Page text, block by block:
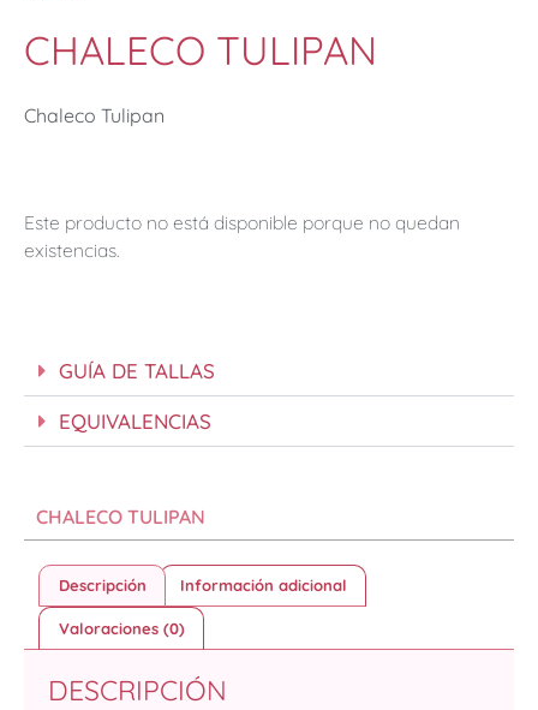
CHALECO TULIPAN
Chaleco Tulipan
Este producto no está disponible porque no quedan
existencias.
GUÍA DE TALLAS
EQUIVALENCIAS
CHALECO TULIPAN
Descripción Información adicional
Valoraciones (0)
DESCRIPCIÓN